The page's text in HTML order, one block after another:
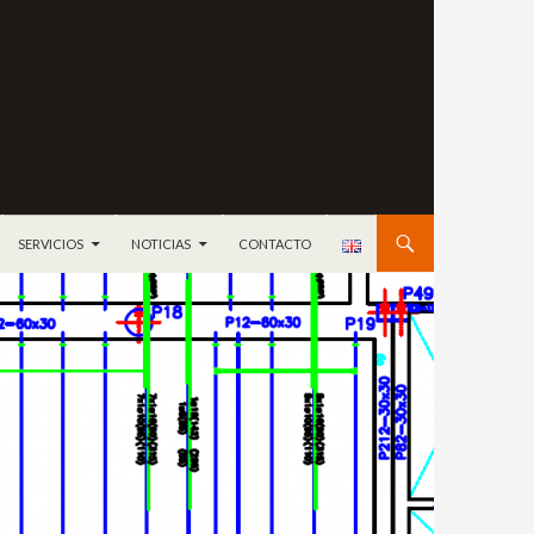
SERVICIOS
NOTICIAS CONTACTO